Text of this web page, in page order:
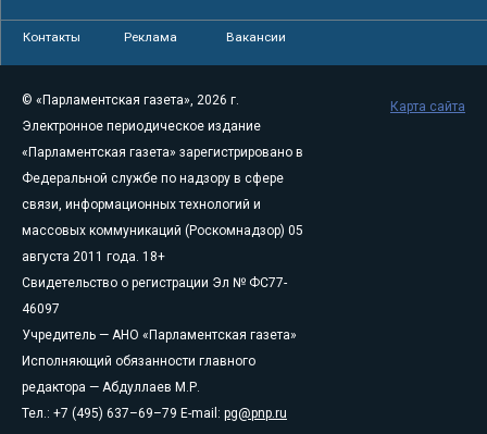
Контакты Реклама Вакансии
© «Парламентская газета», 2026 г.
Электронное периодическое издание
«Парламентская газета» зарегистрировано в
Федеральной службе по надзору в сфере
связи, информационных технологий и
массовых коммуникаций (Роскомнадзор) 05
августа 2011 года. 18+
Свидетельство о регистрации Эл № ФС77-
46097
Учредитель — АНО «Парламентская газета»
Исполняющий обязанности главного
редактора — Абдуллаев М.Р.
Тел.: +7 (495) 637–69–79 E-mail: pg@pnp.ru
Карта сайта